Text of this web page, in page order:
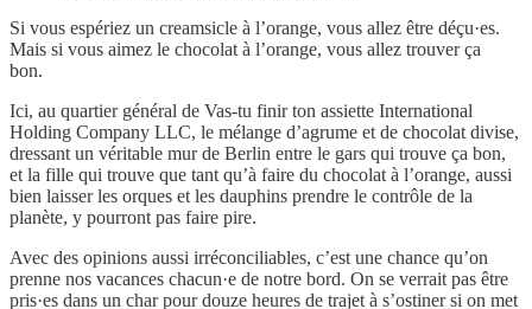
Si vous espériez un creamsicle à l’orange, vous allez être déçu·es.
Mais si vous aimez le chocolat à l’orange, vous allez trouver ça
bon.
Ici, au quartier général de Vas-tu finir ton assiette International
Holding Company LLC, le mélange d’agrume et de chocolat divise,
dressant un véritable mur de Berlin entre le gars qui trouve ça bon,
et la fille qui trouve que tant qu’à faire du chocolat à l’orange, aussi
bien laisser les orques et les dauphins prendre le contrôle de la
planète, y pourront pas faire pire.
Avec des opinions aussi irréconciliables, c’est une chance qu’on
prenne nos vacances chacun·e de notre bord. On se verrait pas être
pris·es dans un char pour douze heures de trajet à s’ostiner si on met